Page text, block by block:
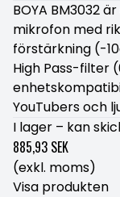
BOYA BM3032
mikrofon med
förstärkning (-
High Pass-filter
YouTubers och
I lager – kan
885,93 SEK
(exkl. moms)
Visa produkten